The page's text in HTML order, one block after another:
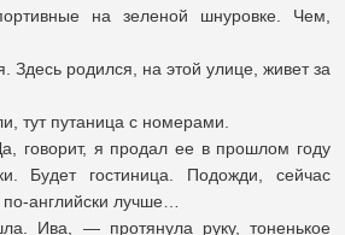
на зеленой шнуровке. Чем,
Здесь родился, на этой улице, живет за
тут путаница с номерами.
говорит, я продал ее в прошлом году
Будет гостиница. Подожди, сейчас
английски лучше…
Ива, — протянула руку, тоненькое